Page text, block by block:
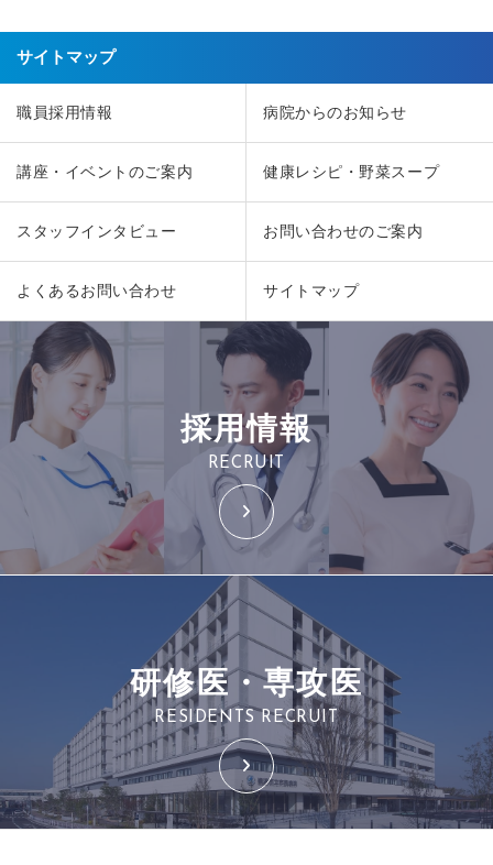
サイトマップ
職員採用情報 病院からのお知らせ
講座・イベントのご案内 健康レシピ・野菜スープ
スタッフインタビュー お問い合わせのご案内
よくあるお問い合わせ サイトマップ
採用情報
RECRUIT
研修医・専攻医
RESIDENTS RECRUIT